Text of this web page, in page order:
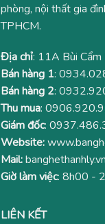
phòng, nội thất gia
TPHCM.
Địa chỉ: 11A Bùi Cẩm
Bán hàng 1:
Bán hàng 2:
Thu mua:
Giám đốc:
Website:
Mail:
Giờ làm việc: 8h00 -
LIÊN KẾT